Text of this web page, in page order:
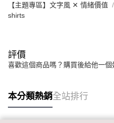
【主題專區】文字風 ✕ 情緒價值
shirts
評價
喜歡這個商品嗎？購買後給他一個
本分類熱銷全站排行